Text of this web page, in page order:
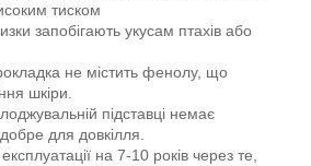
тиском
запобігають укусам птахів або
не містить фенолу, що
шкіри.
підставці немає
для довкілля.
на 7-10 років через те,